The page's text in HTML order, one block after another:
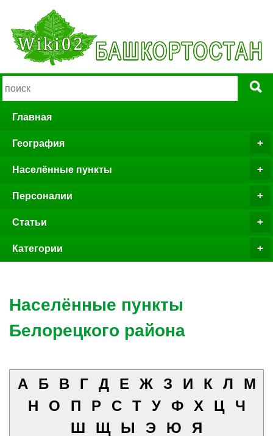
Главная
География
Населённые пункты
Персоналии
Статьи
Категории
Населённые пункты
Белорецкого района
А Б В Г Д Е Ж З И К Л
М
Н
О П Р С Т У Ф Х Ц
Ч
Ш
Щ Ы Э Ю Я